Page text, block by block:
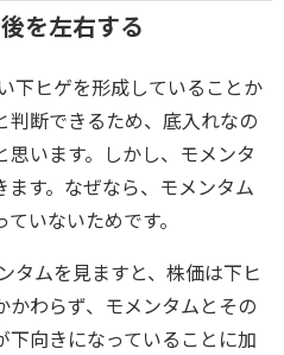
を左右する
下ヒゲを形成していることか
判断できるため、底入れなの
います。しかし、モメンタ
す。なぜなら、モメンタム
いないためです。
タムを見ますと、株価は下ヒ
わらず、モメンタムとその
向きになっていることに加